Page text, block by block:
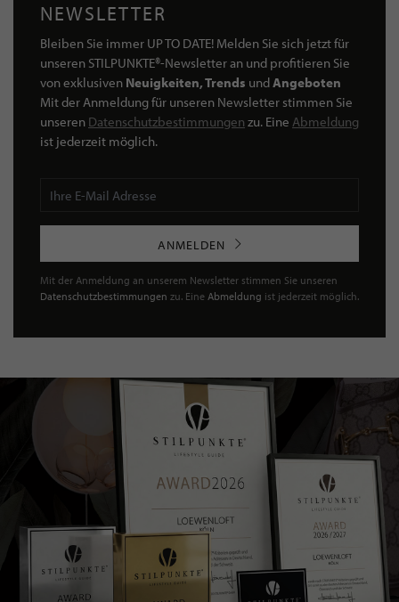
NEWSLETTER
Bleiben Sie immer UP TO DATE! Melden Sie sich jetzt für
unseren STILPUNKTE®-Newsletter an und profitieren Sie
von exklusiven Neuigkeiten, Trends undAngeboten
Mit der Anmeldung für unseren Newsletter stimmen Sie
unseren Datenschutzbestimmungen zu. Eine Abmeldung
ist jederzeit möglich.
ANMELDEN
Mit der Anmeldung an unserem Newsletter stimmen Sie unseren
Datenschutzbestimmungen zu. Eine Abmeldung ist jederzeit möglich.